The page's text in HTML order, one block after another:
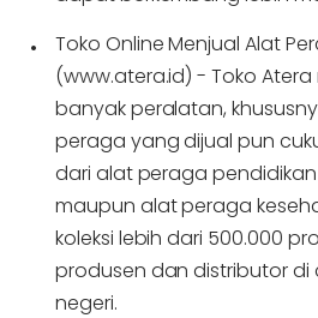
Toko Online Menjual Alat
(www.atera.id) - Toko
banyak peralatan,
peraga yang dijual pun
dari alat peraga
maupun alat peraga
koleksi lebih dari 500.000
produsen dan distributor
negeri.